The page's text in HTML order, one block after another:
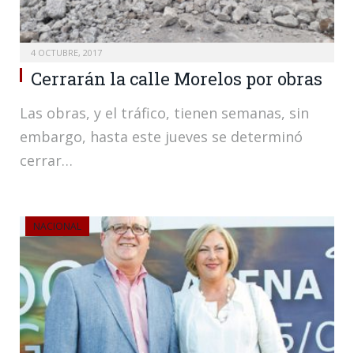
4 OCTUBRE, 2017
Cerrarán la calle Morelos por obras
Las obras, y el tráfico, tienen semanas, sin
embargo, hasta este jueves se determinó
cerrar…
NACIONAL